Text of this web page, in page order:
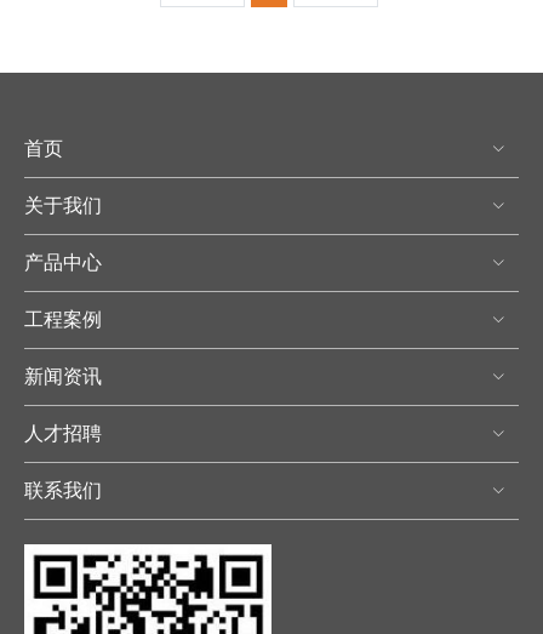
首页
关于我们
产品中心
工程案例
新闻资讯
人才招聘
联系我们